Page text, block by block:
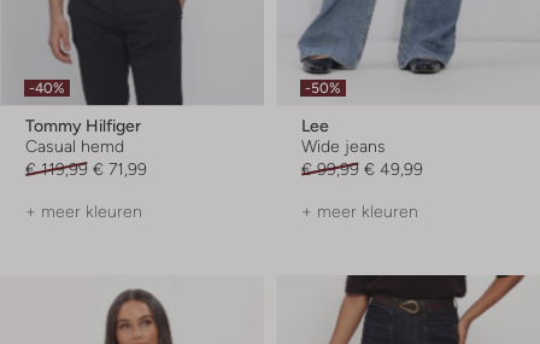
-40%
Tommy Hilfiger
Casual hemd
€ 119,99 € 71,99
+ meer kleuren
-50%
Lee
Wide jeans
€ 99,99 € 49,99
+ meer kleuren